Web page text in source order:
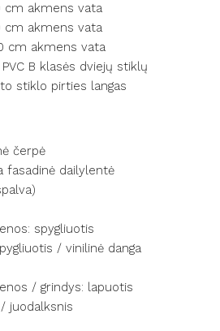
cm akmens vata
cm akmens vata
cm akmens vata
B klasės dviejų stiklų
stiklo pirties langas
čerpė
fasadinė dailylentė
spygliuotis
/ vinilinė danga
/ grindys: lapuotis
juodalksnis